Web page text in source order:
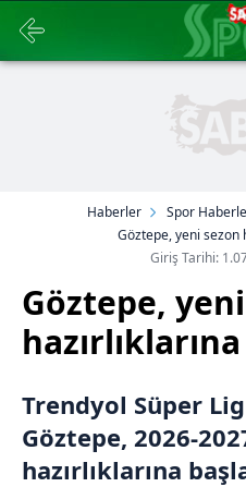
Haberler Spor
Göztepe, yeni sezon
Giriş Tarihi:
Göztepe,
Trendyol Süper
Göztepe, 2026-
hazırlıklarına